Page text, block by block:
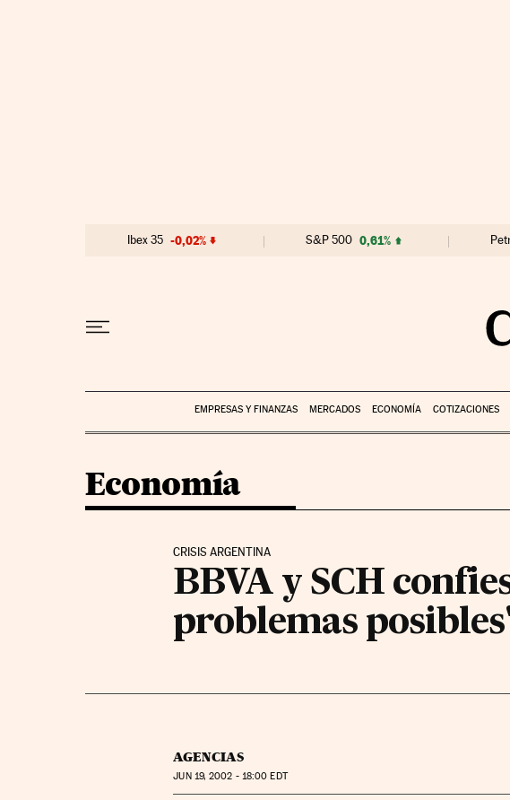
Ibex 35 -0,02% S&P 500 0,61%
EMPRESAS Y FINANZAS MERCADOS ECONOMÍA COTIZACIONES
Economía
CRISIS ARGENTINA
BBVA y SCH
problemas
AGENCIAS
JUN19, 2002 - 18:00 EDT